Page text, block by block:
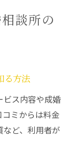
性を比較
談所チェッ
性を見極
ューを読む
考にする注
談所の
る方法
ビス内容や成婚
ミからは料金
ど、利用者が